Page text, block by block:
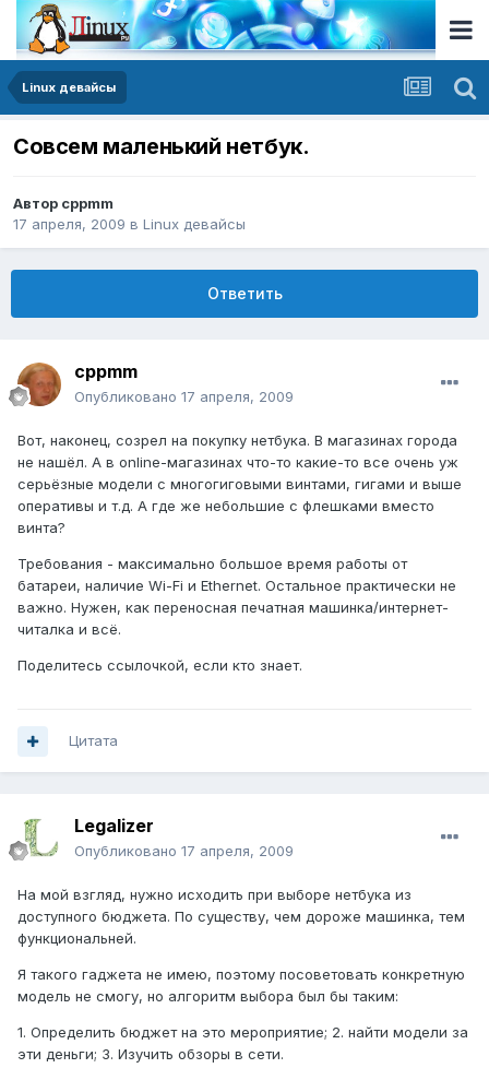
Linux девайсы
Совсем маленький нетбук.
Автор cppmm
17 апреля, 2009 в Linux девайсы
Ответить
cppmm
Опубликовано 17 апреля, 2009
Вот, наконец, созрел на покупку нетбука. В магазинах города
не нашёл. А в online-магазинах что-то какие-то все очень уж
серьёзные модели с многогиговыми винтами, гигами и выше
оперативы и т.д. А где же небольшие с флешками вместо
винта?
Требования - максимально большое время работы от
батареи, наличие Wi-Fi и Ethernet. Остальное практически не
важно. Нужен, как переносная печатная машинка/интернет-
читалка и всё.
Поделитесь ссылочкой, если кто знает.
Цитата
Legalizer
Опубликовано 17 апреля, 2009
На мой взгляд, нужно исходить при выборе нетбука из
доступного бюджета. По существу, чем дороже машинка, тем
функциональней.
Я такого гаджета не имею, поэтому посоветовать конкретную
модель не смогу, но алгоритм выбора был бы таким:
1. Определить бюджет на это мероприятие; 2. найти модели за
эти деньги; 3. Изучить обзоры в сети.